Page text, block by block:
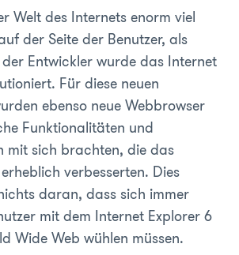
Welt des Internets enorm viel
der Seite der Benutzer, als
Entwickler wurde das Internet
Für diese neuen
ebenso neue Webbrowser
Funktionalitäten und
mit sich brachten, die das
verbesserten. Dies
daran, dass sich immer
mit dem Internet Explorer 6
Wide Web wühlen müssen.